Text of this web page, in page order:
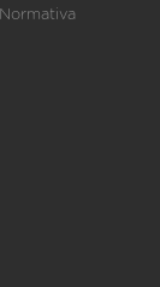
Normativa